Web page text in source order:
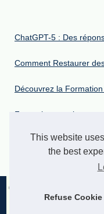
This website
the best
Refuse Cookie
ChatGPT-5 : Des
Comment Restaurer des
Découvrez la Formation
Formationcovering.com
Certification RS7091 :
© 2026
Powered